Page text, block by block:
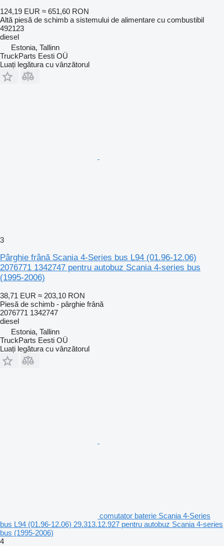
124,19 EUR ≈ 651,60 RON
Altă piesă de schimb a sistemului de alimentare cu combustibil
492123
diesel
Estonia, Tallinn
TruckParts Eesti OÜ
Luați legătura cu vânzătorul
3
Pârghie frână Scania 4-Series bus L94 (01.96-12.06)
2076771 1342747 pentru autobuz Scania 4-series bus
(1995-2006)
38,71 EUR ≈ 203,10 RON
Piesă de schimb - pârghie frână
2076771 1342747
diesel
Estonia, Tallinn
TruckParts Eesti OÜ
Luați legătura cu vânzătorul
comutator baterie Scania 4-Series
bus L94 (01.96-12.06) 29.313.12.927 pentru autobuz Scania 4-series
bus (1995-2006)
4